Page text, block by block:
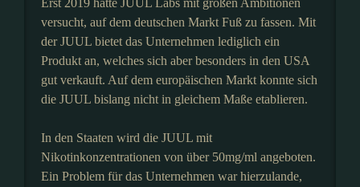
versucht, auf dem deutschen Markt Fuß zu fassen. Mit
der JUUL bietet das Unternehmen lediglich ein
Produkt an, welches sich aber besonders in den USA
gut verkauft. Auf dem europäischen Markt konnte sich
die JUUL bislang nicht in gleichem Maße etablieren.
In den Staaten wird die JUUL mit
Nikotinkonzentrationen von über 50mg/ml angeboten.
Ein Problem für das Unternehmen war hierzulande,